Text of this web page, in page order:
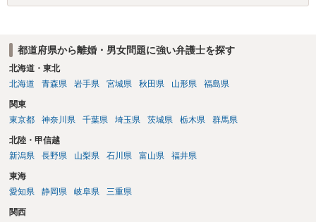
す。 お一人で対応するのは難しい側面もありますので弁護士を立てる
都道府県から離婚・男女問題に強い弁護士を探す
北海道・東北
北海道
青森県 岩手県 宮城県 秋田県 山形県 福島県
関東
東京都
神奈川県 千葉県 埼玉県 茨城県 栃木県 群馬県
北陸・甲信越
新潟県
長野県 山梨県 石川県 富山県 福井県
東海
愛知県
静岡県 岐阜県 三重県
関西